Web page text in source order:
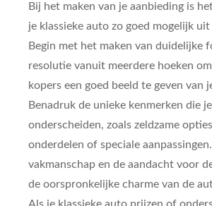
Bij het maken van je aanbieding is
je klassieke auto zo goed mogelijk
Begin met het maken van duidelijke
resolutie vanuit meerdere hoeken
kopers een goed beeld te geven van
Benadruk de unieke kenmerken die
onderscheiden, zoals zeldzame
onderdelen of speciale
vakmanschap en de aandacht voor
de oorspronkelijke charme van de